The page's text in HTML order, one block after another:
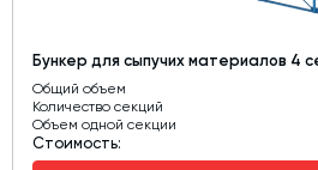
Бункер для сыпучих материалов 4
Общий объем
Количество секций
Объем одной секции
Стоимость: